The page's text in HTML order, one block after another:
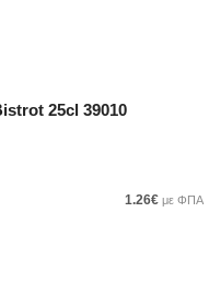
25cl 39010
1.26€ με ΦΠΑ